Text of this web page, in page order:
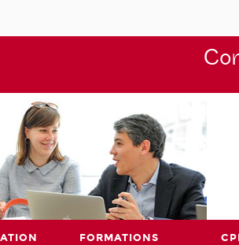
FORMATIONS